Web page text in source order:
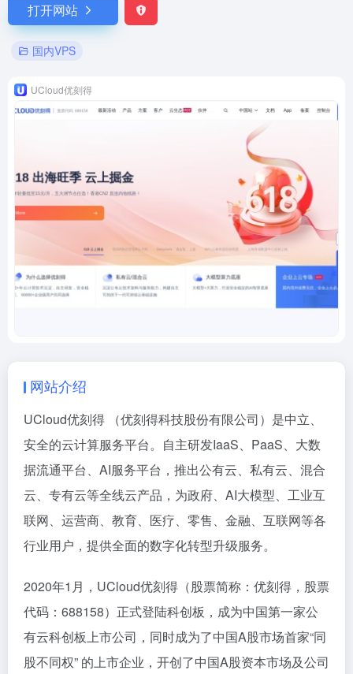
打开网站
国内VPS
UCloud优刻得
网站介绍
UCloud优刻得 （优刻得科技股份有限公司）是中立、
安全的云计算服务平台。自主研发IaaS、PaaS、大数
据流通平台、AI服务平台，推出公有云、私有云、混合
云、专有云等全线云产品，为政府、AI大模型、工业互
联网、运营商、教育、医疗、零售、金融、互联网等各
行业用户，提供全面的数字化转型升级服务。
2020年1月，UCloud优刻得（股票简称：优刻得，股票
代码：688158）正式登陆科创板，成为中国第一家公
有云科创板上市公司，同时成为了中国A股市场首家“同
股不同权” 的上市企业，开创了中国A股资本市场及公司